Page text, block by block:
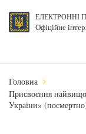
ЕЛЕКТРОННІ
Офіційне
Головна
Присвоєння
України»